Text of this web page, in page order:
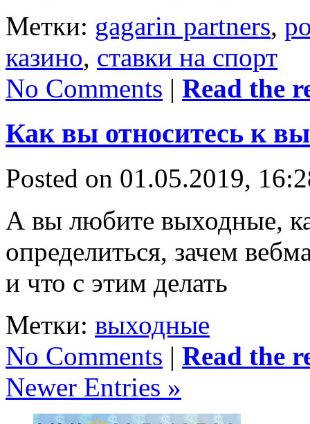
Метки: gagarin partners,
казино, ставки на спорт
No Comments | Read the
Как вы относитесь к
Posted on 01.05.2019,
А вы любите выходные,
определиться, зачем
и что с этим делать
Метки: выходные
No Comments | Read the
Newer Entries »